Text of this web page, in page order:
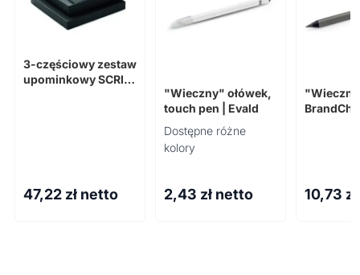
3-częściowy zestaw
upominkowy SCRIBI
47,22 zł netto
"Wieczny" ołówek,
touch pen | Evald
Dostępne różne
kolory
2,43 zł netto 10,73